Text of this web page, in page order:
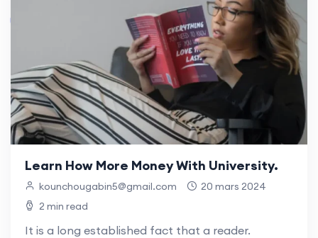
Learn How More Money With University.
kounchougabin5@gmail.com
20 mars 2024
2 min read
It is a long established fact that a reader.